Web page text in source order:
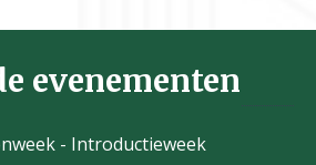
evenementen
- Introductieweek